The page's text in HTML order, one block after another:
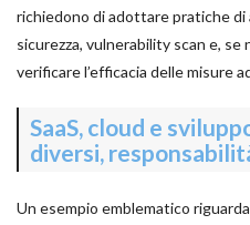
richiedono di adottare pratiche
sicurezza, vulnerability scan e,
verificare l’efficacia delle misure
SaaS, cloud e
diversi,
Un esempio emblematico